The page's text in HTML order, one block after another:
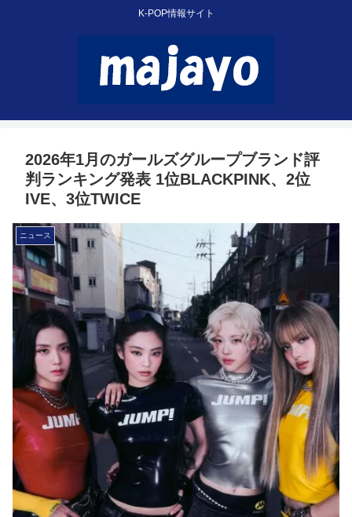
K-POP情報サイト
2026年1月のガールズグループブランド評
判ランキング発表 1位BLACKPINK、2位
IVE、3位TWICE
ニュース